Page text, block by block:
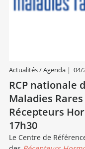
Actualités / Agenda| 04/
RCP nationale
Maladies
Récepteurs
17h30
Le Centre de